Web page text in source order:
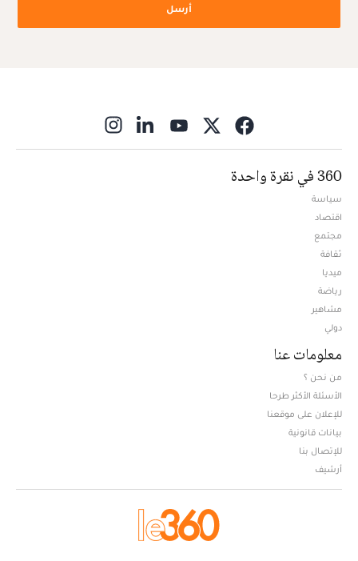
أرسل
360 في نقرة واحدة
سياسة
اقتصاد
مجتمع
ثقافة
ميديا
رياضة
مشاهير
دولي
معلومات عنا
من نحن ؟
الأسئلة الأكثر طرحا
للإعلان على موقعنا
بيانات قانونية
للإتصال بنا
أرشيف